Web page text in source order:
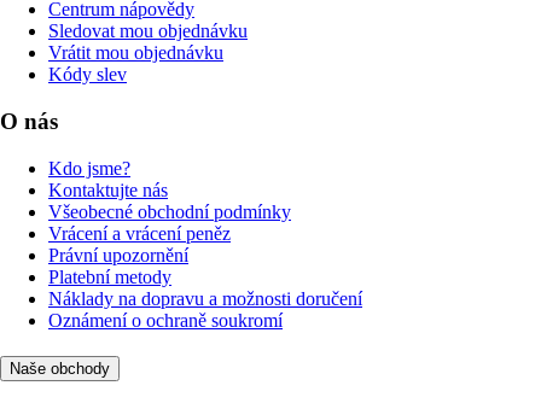
Centrum nápovědy
Sledovat mou objednávku
Vrátit mou objednávku
Kódy slev
O nás
Kdo jsme?
Kontaktujte nás
Všeobecné obchodní podmínky
Vrácení a vrácení peněz
Právní upozornění
Platební metody
Náklady na dopravu a možnosti doručení
Oznámení o ochraně soukromí
Naše obchody